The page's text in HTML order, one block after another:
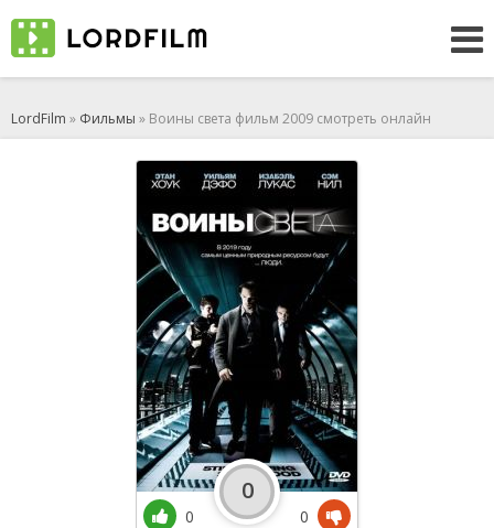
LordFilm » Фильмы » Воины света фильм 2009 смотреть онлайн
0
0
0